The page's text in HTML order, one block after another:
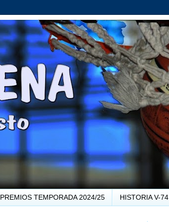
PREMIOS TEMPORADA 2024/25 HISTORIA V-74